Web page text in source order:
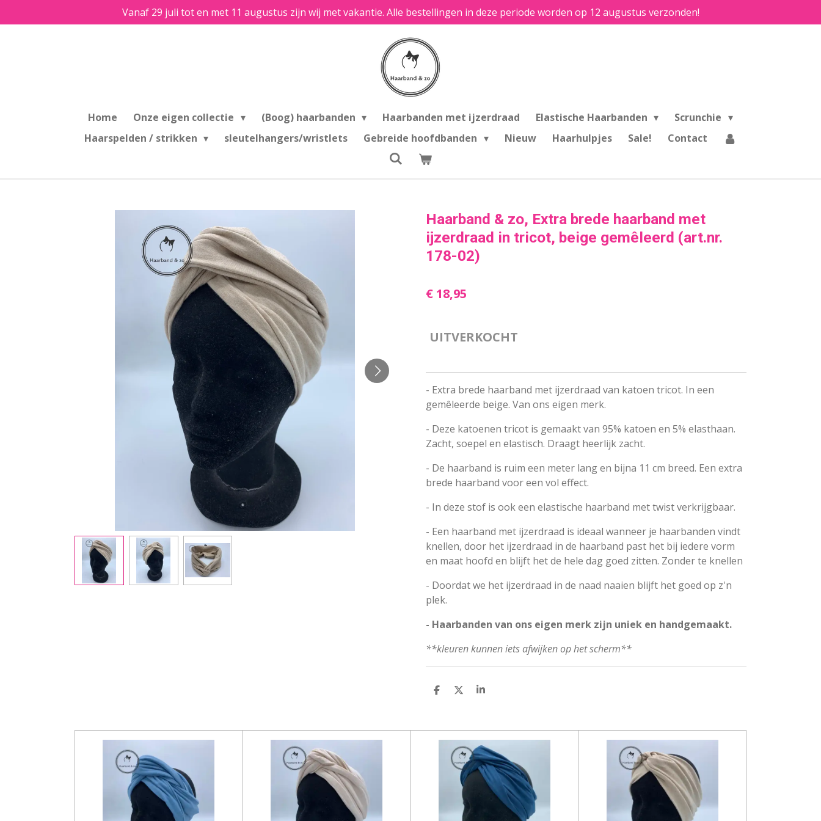
direct
Vanaf 29 juli tot en met 11 augustus zijn wij met vakantie. Alle bestellingen in deze periode worden op 12 augustus verzonden!
Home Onze eigen collectie (Boog) haarbanden Haarbanden met ijzerdraad Elastische Haarbanden
Scrunchie
Haarspelden / strikken
sleutelhangers/wristlets Gebreide hoofdbanden Nieuw Haarhulpjes Sale! Contact
Haarband & zo, Extra brede haarband met
ijzerdraad in tricot, beige gemêleerd (art.nr.
178-02)
€ 18,95
UITVERKOCHT
- Extra brede haarband met ijzerdraad van katoen tricot. In een
gemêleerde beige. Van ons eigen merk.
- Deze katoenen tricot is gemaakt van 95% katoen en 5% elasthaan.
Zacht, soepel en elastisch. Draagt heerlijk zacht.
- De haarband is ruim een meter lang en bijna 11 cm breed. Een extra
brede haarband voor een vol effect.
- In deze stof is ook een elastische haarband met twist verkrijgbaar.
- Een haarband met ijzerdraad is ideaal wanneer je haarbanden vindt
knellen, door het ijzerdraad in de haarband past het bij iedere vorm
en maat hoofd en blijft het de hele dag goed zitten. Zonder te knellen
- Doordat we het ijzerdraad in de naad naaien blijft het goed op z'n
plek.
- Haarbanden van ons eigen merk zijn uniek en handgemaakt.
**kleuren kunnen iets afwijken op het scherm**
D
N
D
S
E